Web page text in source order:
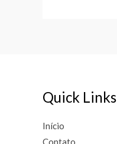
Quick Links
Início